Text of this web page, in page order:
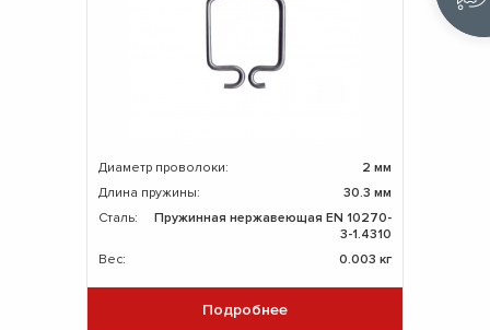
Диаметр проволоки:
2 мм
Длина пружины:
30.3 мм
Сталь:
Пружинная нержавеющая EN 10270-
3-1.4310
Вес:
0.003 кг
Подробнее